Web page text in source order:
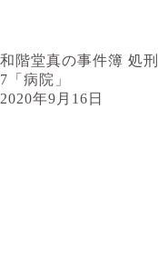
和階堂真の事件簿 処
7「病院」
2020年9月16日